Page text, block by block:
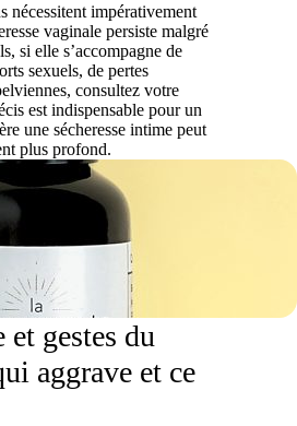
nécessitent impérativement
vaginale persiste malgré
si elle s’accompagne de
sexuels, de pertes
consultez votre
est indispensable pour un
une sécheresse intime peut
plus profond.
gestes du
aggrave et ce